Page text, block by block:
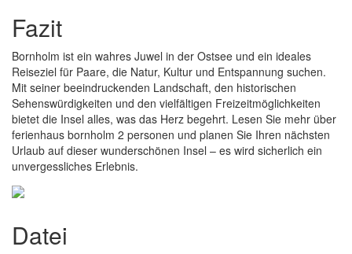
Fazit
Bornholm ist ein wahres Juwel in der Ostsee und ein ideales
Reiseziel für Paare, die Natur, Kultur und Entspannung suchen.
Mit seiner beeindruckenden Landschaft, den historischen
Sehenswürdigkeiten und den vielfältigen Freizeitmöglichkeiten
bietet die Insel alles, was das Herz begehrt. Lesen Sie mehr über
ferienhaus bornholm 2 personen und planen Sie Ihren nächsten
Urlaub auf dieser wunderschönen Insel – es wird sicherlich ein
unvergessliches Erlebnis.
Datei